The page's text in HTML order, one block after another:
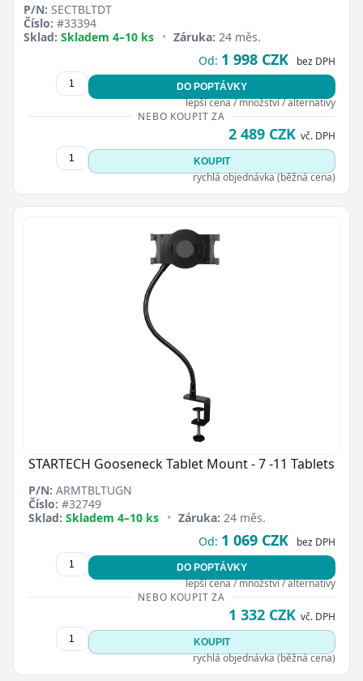
P/N: SECTBLTDT
Číslo: #33394
Sklad: Skladem 4–10 ks • Záruka: 24 měs.
Od: 1 998 CZK bez DPH
DO POPTÁVKY
lepší cena / množství / alternativy
NEBO KOUPIT ZA
2 489 CZK vč. DPH
KOUPIT
rychlá objednávka (běžná cena)
STARTECH Gooseneck Tablet Mount - 7 -11 Tablets
P/N: ARMTBLTUGN
Číslo: #32749
Sklad: Skladem 4–10 ks • Záruka: 24 měs.
Od: 1 069 CZK bez DPH
DO POPTÁVKY
lepší cena / množství / alternativy
NEBO KOUPIT ZA
1 332 CZK vč. DPH
KOUPIT
rychlá objednávka (běžná cena)